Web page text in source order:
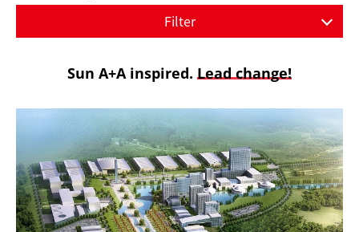
Filter
Sun A+A inspired. Lead change!